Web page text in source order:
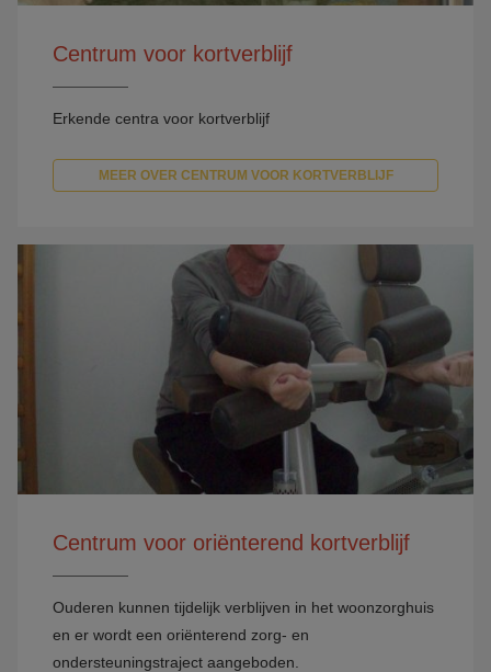
Centrum voor kortverblijf
Erkende centra voor kortverblijf
MEER OVER CENTRUM VOOR KORTVERBLIJF
Centrum voor oriënterend kortverblijf
Ouderen kunnen tijdelijk verblijven in het woonzorghuis
en er wordt een oriënterend zorg- en
ondersteuningstraject aangeboden.